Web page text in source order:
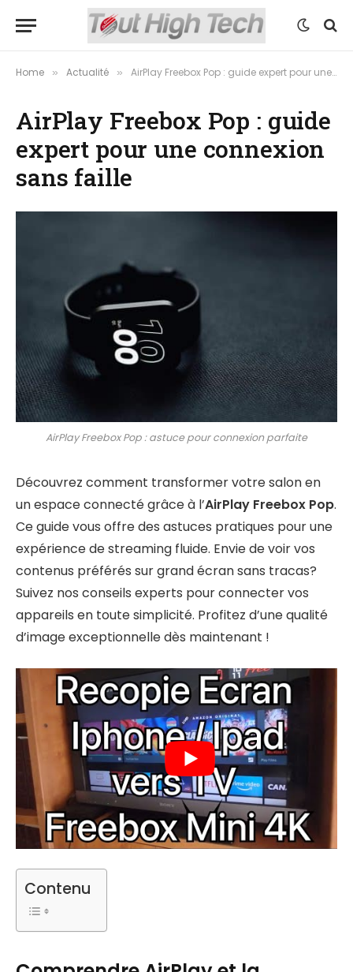
Home » Actualité » AirPlay Freebox Pop : guide expert pour une connexion sans faille
AirPlay Freebox Pop : guide
expert pour une connexion
sans faille
AirPlay Freebox Pop : astuce pour connexion parfaite
Découvrez comment transformer votre salon en
un espace connecté grâce à l’AirPlay Freebox Pop.
Ce guide vous offre des astuces pratiques pour une
expérience de streaming fluide. Envie de voir vos
contenus préférés sur grand écran sans tracas?
Suivez nos conseils experts pour connecter vos
appareils en toute simplicité. Profitez d’une qualité
d’image exceptionnelle dès maintenant !
Contenu